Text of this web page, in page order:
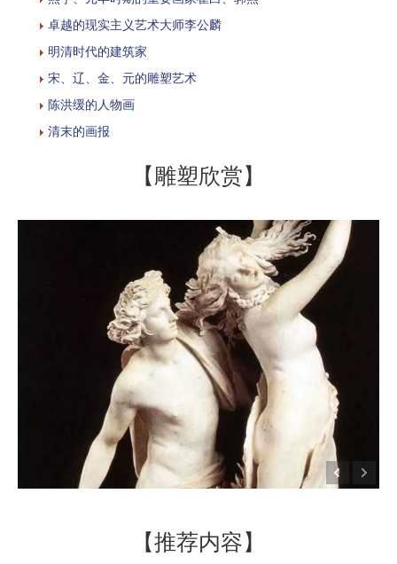
卓越的现实主义艺术大师李公麟
明清时代的建筑家
宋、辽、金、元的雕塑艺术
陈洪缓的人物画
清末的画报
【雕塑欣赏】
【推荐内容】